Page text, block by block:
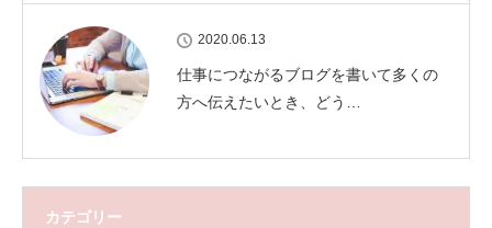
2020.06.13
仕事につながるブログを書いて多くの
方へ伝えたいとき、どう…
カテゴリー